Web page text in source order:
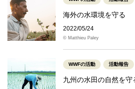
海外の水環境を守る
2022/05/24
© Matthieu Paley
WWFの活動 活動報告
九州の水田の自然を守